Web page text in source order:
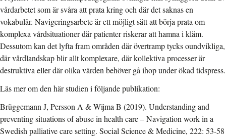
vårdarbetet som är svåra att prata kring och där det saknas en
vokabulär. Navigeringsarbete är ett möjligt sätt att börja prata om
komplexa vårdsituationer där patienter riskerar att hamna i kläm.
Dessutom kan det lyfta fram områden där övertramp tycks oundvikliga,
där vårdlandskap blir allt komplexare, där kollektiva processer är
destruktiva eller där olika värden behöver gå ihop under ökad tidspress.
Läs mer om den här studien i följande publikation:
Brüggemann J, Persson A & Wijma B (2019). Understanding and
preventing situations of abuse in health care – Navigation work in a
Swedish palliative care setting. Social Science & Medicine, 222: 53-58